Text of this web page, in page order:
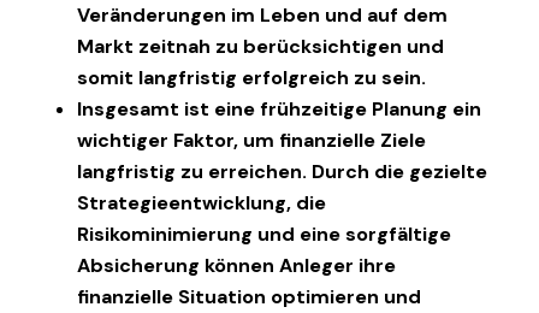
Veränderungen im Leben und auf dem
Markt zeitnah zu berücksichtigen und
somit langfristig erfolgreich zu sein.
Insgesamt ist eine frühzeitige Planung ein
wichtiger Faktor, um finanzielle Ziele
langfristig zu erreichen. Durch die gezielte
Strategieentwicklung, die
Risikominimierung und eine sorgfältige
Absicherung können Anleger ihre
finanzielle Situation optimieren und